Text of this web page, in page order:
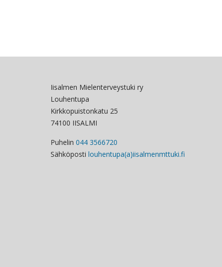
Iisalmen Mielenterveystuki ry
Louhentupa
Kirkkopuistonkatu 25
74100 IISALMI
Puhelin 044 3566720
Sähköposti louhentupa(a)iisalmenmttuki.fi